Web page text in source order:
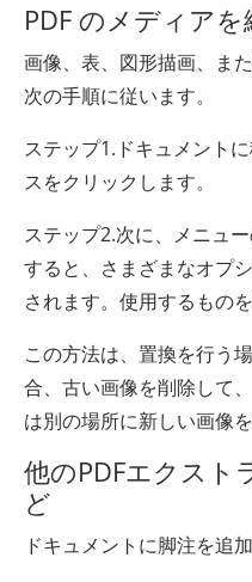
PDF のメディアを
画像、表、図形描画、ま
次の手順に従います。
ステップ1.ドキュメント
スをクリックします。
ステップ2.次に、メニュ
すると、さまざまなオプ
されます。使用するもの
この方法は、置換を行う
合、古い画像を削除して
は別の場所に新しい画像
他のPDFエクスト
ど
ドキュメントに脚注を追